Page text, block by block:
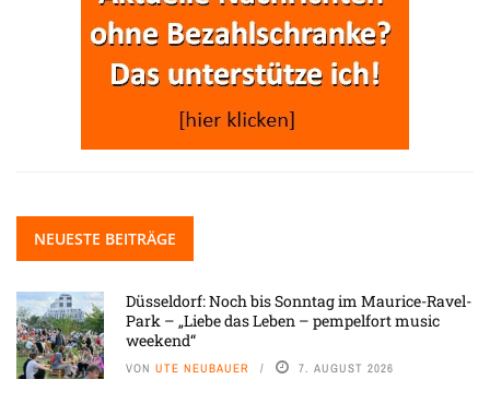
NEUESTE BEITRÄGE
Düsseldorf: Noch bis Sonntag im Maurice-Ravel-
Park – „Liebe das Leben – pempelfort music
weekend“
VON UTE NEUBAUER 7. AUGUST 2026